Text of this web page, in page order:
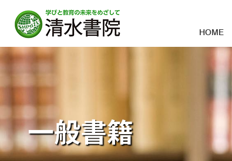
HOME
一般書籍